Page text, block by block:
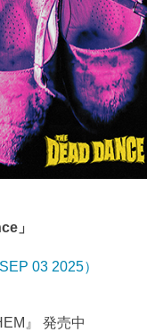
」
03 2025）
』 発売中